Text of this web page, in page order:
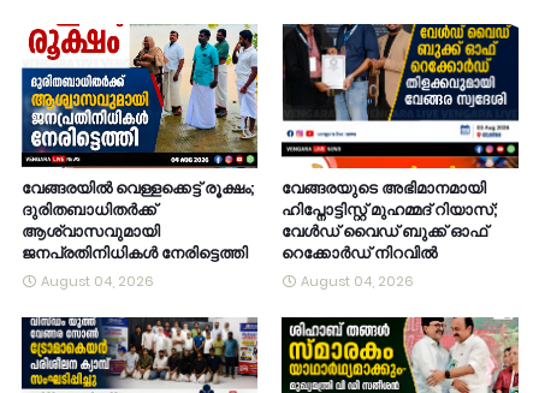
വേങ്ങരയിൽ വെള്ളക്കെട്ട് രൂക്ഷം;
ദുരിതബാധിതർക്ക്
ആശ്വാസവുമായി
ജനപ്രതിനിധികൾ നേരിട്ടെത്തി
August 04, 2026
വേങ്ങരയുടെ അഭിമാനമായി
ഹിപ്നോട്ടിസ്റ്റ് മുഹമ്മദ് റിയാസ്;
വേൾഡ് വൈഡ് ബുക്ക് ഓഫ്
റെക്കോർഡ് നിറവിൽ
August 04, 2026